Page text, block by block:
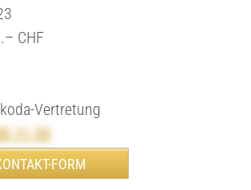
CHF
Vertretung
11 33